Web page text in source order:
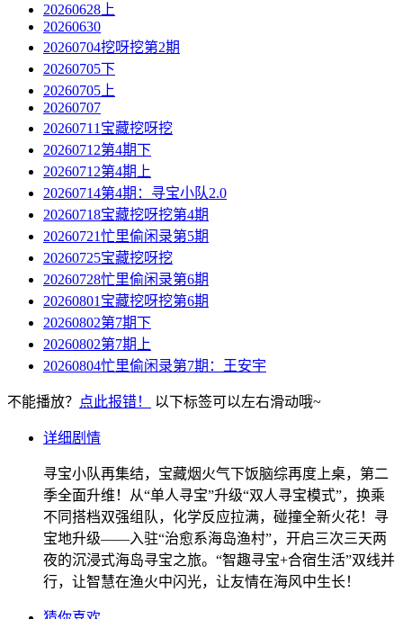
20260628上
20260630
20260704挖呀挖第2期
20260705下
20260705上
20260707
20260711宝藏挖呀挖
20260712第4期下
20260712第4期上
20260714第4期：寻宝小队2.0
20260718宝藏挖呀挖第4期
20260721忙里偷闲录第5期
20260725宝藏挖呀挖
20260728忙里偷闲录第6期
20260801宝藏挖呀挖第6期
20260802第7期下
20260802第7期上
20260804忙里偷闲录第7期：王安宇
不能播放？ 点此报错！ 以下标签可以左右滑动哦~
详细剧情
寻宝小队再集结，宝藏烟火气下饭脑综再度上桌，第二
季全面升维！从“单人寻宝”升级“双人寻宝模式”，换乘
不同搭档双强组队，化学反应拉满，碰撞全新火花！寻
宝地升级——入驻“治愈系海岛渔村”，开启三次三天两
夜的沉浸式海岛寻宝之旅。“智趣寻宝+合宿生活”双线并
行，让智慧在渔火中闪光，让友情在海风中生长！